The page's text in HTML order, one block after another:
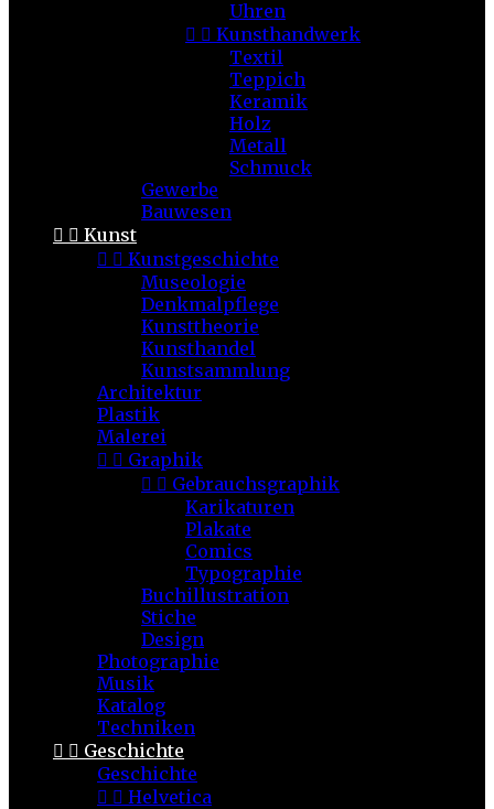
Uhren
  Kunsthandwerk
Textil
Teppich
Keramik
Holz
Metall
Schmuck
Gewerbe
Bauwesen
  Kunst
  Kunstgeschichte
Museologie
Denkmalpflege
Kunsttheorie
Kunsthandel
Kunstsammlung
Architektur
Plastik
Malerei
  Graphik
  Gebrauchsgraphik
Karikaturen
Plakate
Comics
Typographie
Buchillustration
Stiche
Design
Photographie
Musik
Katalog
Techniken
  Geschichte
Geschichte
  Helvetica